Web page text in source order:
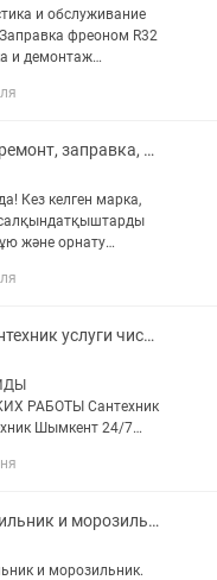
и обслуживание
фреоном R32
и демонтаж
утечки
Кондиционер ремонт, заправка, установка
Кез келген марка,
салқындатқыштарды
және орнату
фреоном, чистка,
Сантехник.Сантехник услуги чистка канализация засор 24/7
РАБОТЫ Сантехник
Шымкент 24/7
- Замена
Ремонт холодильник и морозильник
и морозильник.